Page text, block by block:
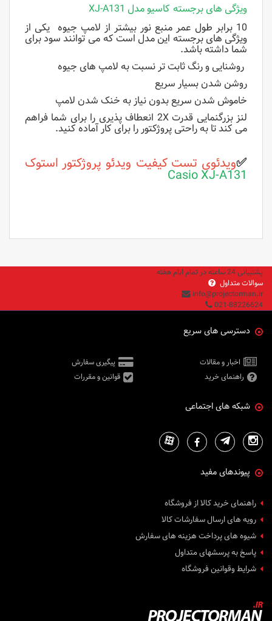
ویژگی های برجسته کاسیو مدل XJ-A131
10 برابر طول عمر منبع نور بیشتر از لامپ جیوه یکی از
ویژگی های برجسته این مدل است که می توانند سود برای
شما داشته باشد.
روشنایی و رنگ ثابت تر نسبت به لامپ های جیوه
روشن شدن بسیار سریع
خاموش شدن سریع بدون نیاز به خنک شدن لامپ
لنز بزرگنمایی قدرت 2X انعطاف پذیری را برای شما فراهم
می کند تا به راحتی پروژکتور را برای کار آماده کنید.
✅ویدئوی تست کیفیت ویدئو پروژکتور استوک
Casio XJ-A131
پشتیبانی 24 ساعته در تمام ایام هفته
سوالات متداول
info@projectorman.ir
021-88226624
دسترسی های سریع
اخبار و مقالات
پیگیری سفارش
راهنمای خرید
قوانین و مقررات
شبکه های اجتماعی
پیوندهای مفید
راهنمای خرید کالا از فروشگاه
رویه های ارسال سفارشات کالا
شیوه های پرداخت هزینه های سفارش
پاسخ به پرسشهای متداول
شرایط وقوانین فروشگاه